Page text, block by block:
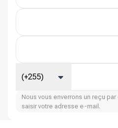
(+255)
Nous vous enverrons un reçu
saisir votre adresse e-mail.